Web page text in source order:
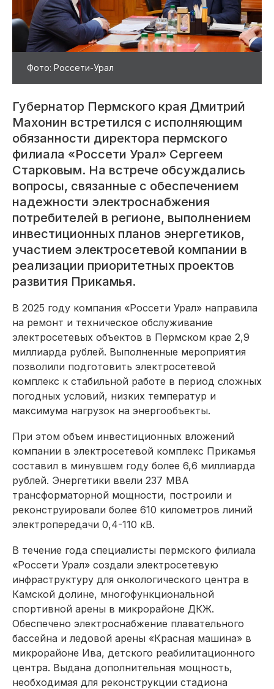
Фото: Россети-Урал
Губернатор Пермского края Дмитрий
Махонин встретился с исполняющим
обязанности директора пермского
филиала «Россети Урал» Сергеем
Старковым. На встрече обсуждались
вопросы, связанные с обеспечением
надежности электроснабжения
потребителей в регионе, выполнением
инвестиционных планов энергетиков,
участием электросетевой компании в
реализации приоритетных проектов
развития Прикамья.
В 2025 году компания «Россети Урал» направила
на ремонт и техническое обслуживание
электросетевых объектов в Пермском крае 2,9
миллиарда рублей. Выполненные мероприятия
позволили подготовить электросетевой
комплекс к стабильной работе в период сложных
погодных условий, низких температур и
максимума нагрузок на энергообъекты.
При этом объем инвестиционных вложений
компании в электросетевой комплекс Прикамья
составил в минувшем году более 6,6 миллиарда
рублей. Энергетики ввели 237 МВА
трансформаторной мощности, построили и
реконструировали более 610 километров линий
электропередачи 0,4-110 кВ.
В течение года специалисты пермского филиала
«Россети Урал» создали электросетевую
инфраструктуру для онкологического центра в
Камской долине, многофункциональной
спортивной арены в микрорайоне ДКЖ.
Обеспечено электроснабжение плавательного
бассейна и ледовой арены «Красная машина» в
микрорайоне Ива, детского реабилитационного
центра. Выдана дополнительная мощность,
необходимая для реконструкции стадиона